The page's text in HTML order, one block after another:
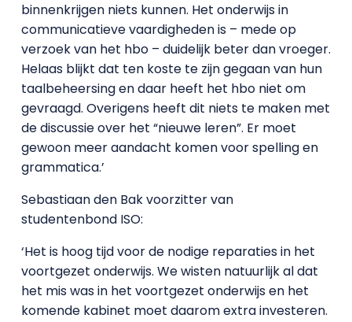
binnenkrijgen niets kunnen. Het onderwijs in
communicatieve vaardigheden is – mede op
verzoek van het hbo – duidelijk beter dan vroeger.
Helaas blijkt dat ten koste te zijn gegaan van hun
taalbeheersing en daar heeft het hbo niet om
gevraagd. Overigens heeft dit niets te maken met
de discussie over het “nieuwe leren”. Er moet
gewoon meer aandacht komen voor spelling en
grammatica.’
Sebastiaan den Bak voorzitter van
studentenbond ISO:
‘Het is hoog tijd voor de nodige reparaties in het
voortgezet onderwijs. We wisten natuurlijk al dat
het mis was in het voortgezet onderwijs en het
komende kabinet moet daarom extra investeren.